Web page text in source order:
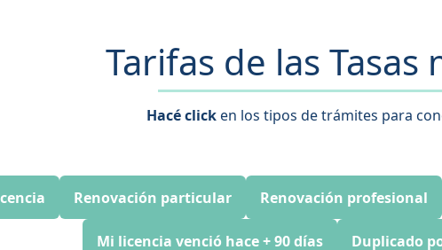
Tarifas de las Tasas
Hacé clicken los tipos de trámites para
Renovación particular Renovación profesional
Mi licencia venció hace + 90 días Duplicado